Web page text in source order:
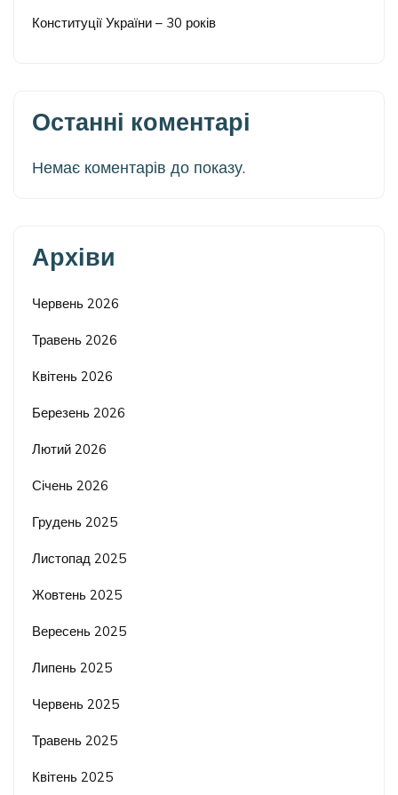
Конституції України – 30 років
Останні коментарі
Немає коментарів до показу.
Архіви
Червень 2026
Травень 2026
Квітень 2026
Березень 2026
Лютий 2026
Січень 2026
Грудень 2025
Листопад 2025
Жовтень 2025
Вересень 2025
Липень 2025
Червень 2025
Травень 2025
Квітень 2025